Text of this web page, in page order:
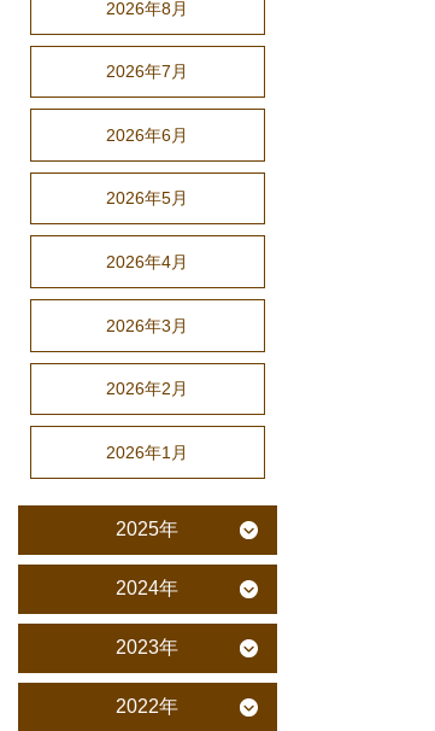
2026年8月
2026年7月
2026年6月
2026年5月
2026年4月
2026年3月
2026年2月
2026年1月
2025年
2024年
2023年
2022年